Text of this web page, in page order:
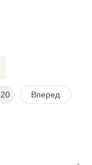
20 Вперед